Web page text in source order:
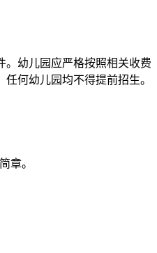
幼儿园应严格按照相关收费
何幼儿园均不得提前招生。
章。